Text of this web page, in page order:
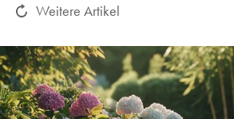
Weitere Artikel